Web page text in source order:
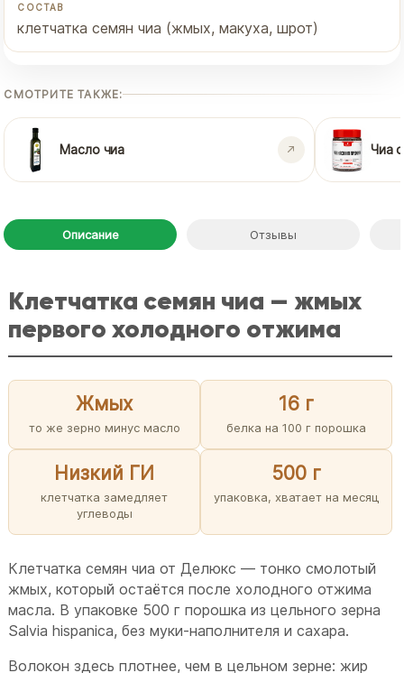
СОСТАВ
клетчатка семян чиа (жмых, макуха, шрот)
СМОТРИТЕ ТАКЖЕ:
Масло чиа Чиа
Описание Отзывы
Клетчатка семян чиа — жмых
первого холодного отжима
Жмых
то же зерно минус масло
16 г
белка на 100 г порошка
Низкий ГИ
клетчатка замедляет
углеводы
500 г
упаковка, хватает на месяц
Клетчатка семян чиа от Делюкс — тонко смолотый
жмых, который остаётся после холодного отжима
масла. В упаковке 500 г порошка из цельного зерна
Salvia hispanica, без муки-наполнителя и сахара.
Волокон здесь плотнее, чем в цельном зерне: жир